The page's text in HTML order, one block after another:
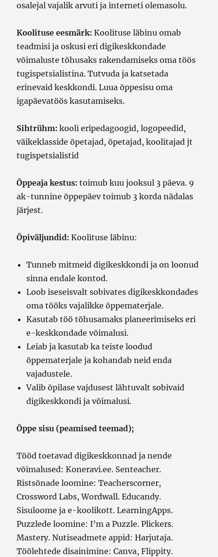
osalejal vajalik arvuti ja interneti olemasolu.
Koolituse eesmärk: Koolituse läbinu omab
teadmisi ja oskusi eri digikeskkondade
võimaluste tõhusaks rakendamiseks oma töös
tugispetsialistina. Tutvuda ja katsetada
erinevaid keskkondi. Luua õppesisu oma
igapäevatöös kasutamiseks.
Sihtrühm: kooli eripedagoogid, logopeedid,
väikeklasside õpetajad, õpetajad, koolitajad jt
tugispetsialistid
Õppeaja kestus:toimub kuu jooksul 3 päeva. 9
ak-tunnine õppepäev toimub 3 korda nädalas
järjest.
Õpiväljundid:Koolituse läbinu:
Tunneb mitmeid digikeskkondi ja on loonud
sinna endale kontod.
Loob iseseisvalt sobivates digikeskkondades
oma tööks vajalikke õppematerjale.
Kasutab töö tõhusamaks planeerimiseks eri
e-keskkondade võimalusi.
Leiab ja kasutab ka teiste loodud
õppematerjale ja kohandab neid enda
vajadustele.
Valib õpilase vajdusest lähtuvalt sobivaid
digikeskkondi ja võimalusi.
Õppe sisu (peamised teemad);
Tööd toetavad digikeskkonnad ja nende
võimalused: Koneravi.ee. Senteacher.
Ristsõnade loomine: Teacherscorner,
Crossword Labs, Wordwall. Educandy.
Sisuloome ja e-koolikott. LearningApps.
Puzzlede loomine: I’m a Puzzle. Plickers.
Mastery. Nutiseadmete appid: Harjutaja.
Töölehtede disainimine: Canva, Flippity.